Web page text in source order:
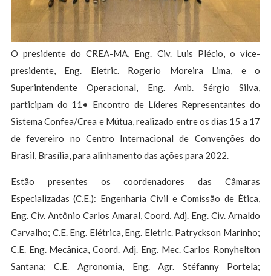
O presidente do CREA-MA, Eng. Civ. Luis Plécio, o vice-
presidente, Eng. Eletric. Rogerio Moreira Lima, e o
Superintendente Operacional, Eng. Amb. Sérgio Silva,
participam do 11• Encontro de Líderes Representantes do
Sistema Confea/Crea e Mútua, realizado entre os dias 15 a 17
de fevereiro no Centro Internacional de Convenções do
Brasil, Brasília, para alinhamento das ações para 2022.
Estão presentes os coordenadores das Câmaras
Especializadas (C.E.): Engenharia Civil e Comissão de Ética,
Eng. Civ. Antônio Carlos Amaral, Coord. Adj. Eng. Civ. Arnaldo
Carvalho; C.E. Eng. Elétrica, Eng. Eletric. Patryckson Marinho;
C.E. Eng. Mecânica, Coord. Adj. Eng. Mec. Carlos Ronyhelton
Santana; C.E. Agronomia, Eng. Agr. Stéfanny Portela;